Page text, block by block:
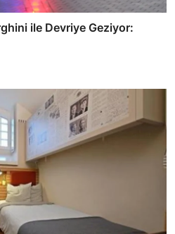
ile Devriye Geziyor: